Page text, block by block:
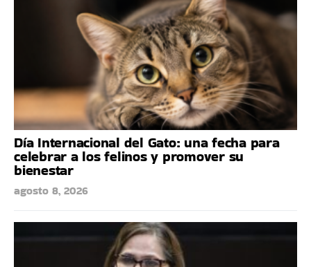
Día Internacional del Gato: una fecha para
celebrar a los felinos y promover su
bienestar
agosto 8, 2026